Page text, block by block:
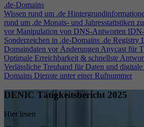
.de-Domains
Wissen rund um .de
rund um .de Monats- und Jahresstatistiken
vor Manipulation von DNS-Antworten
Sonderzeichen in .de-Domains .de Registry
Domaindaten vor ÄnderungenAnycast für
Optimale Erreichbarkeit & schnellste
Verlässliche Treuhand für Daten und digitale
Domains Dienste unter einer Rufnummer
DENIC Tätigkeitsbericht 2025
Hier lesen